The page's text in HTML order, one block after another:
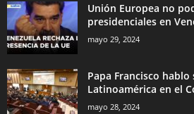
Unión Europea no
presidenciales en
mayo 29, 2024
Papa Francisco
Latinoamérica en el
mayo 28, 2024